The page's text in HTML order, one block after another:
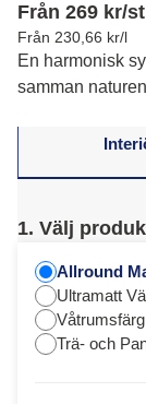
Från 269 kr/
Från 230,66 kr/l
En harmonisk
samman
1. Välj
Allround
Ultramatt
Våtrumsfärg
Trä- och